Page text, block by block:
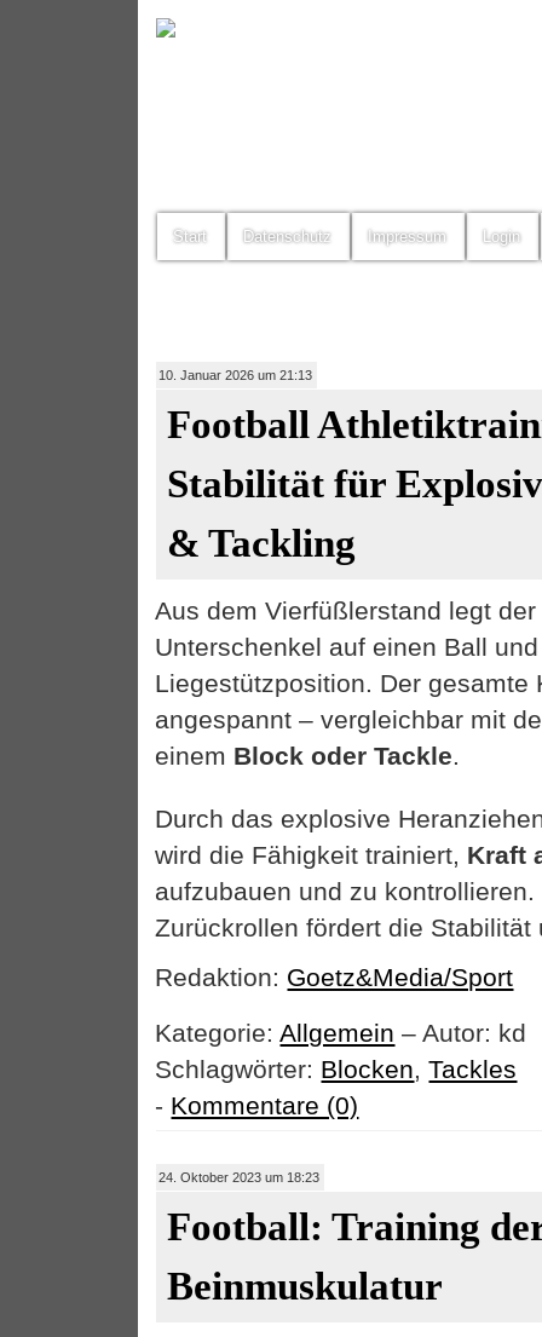
Start Datenschutz Impressum Login
10. Januar 2026 um 21:13
Football
Stabilität für
& Tackling
Aus dem Vierfüßlerstand legt
Unterschenkel auf einen Ball
Liegestützposition. Der gesamte
angespannt – vergleichbar mit
einem Block oder Tackle.
Durch das explosive
wird die Fähigkeit trainiert, Kraft
aufzubauen und zu
Zurückrollen fördert die Stabilität
Redaktion: Goetz&Media/Sport
Kategorie:Allgemein – Autor: kd
Schlagwörter: Blocken,Tackles
- Kommentare (0)
24. Oktober 2023 um 18:23
Football: Training
Beinmuskulatur